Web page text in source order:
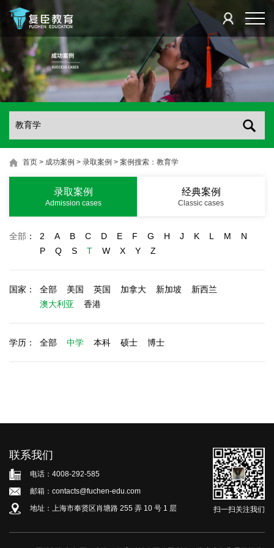
首页 > 成功案例 > 录取案例 > 案例搜索：教育学
录取案例
Admission cases
经典案例
Classic cases
全部 ： 2 A B C D E F G H J K L M
N
P
Q S T W X Y Z
国家： 全部 美国 英国 加拿大 新加坡
新西兰
澳大利亚
香港
学历： 全部 中学 本科 硕士 博士
联系我们
电话：4008-292-585
邮箱：contacts@fuchen-edu.com
地址：上海市奉贤区肖塘路 255 弄 10 号 1 层
扫一扫关注我们